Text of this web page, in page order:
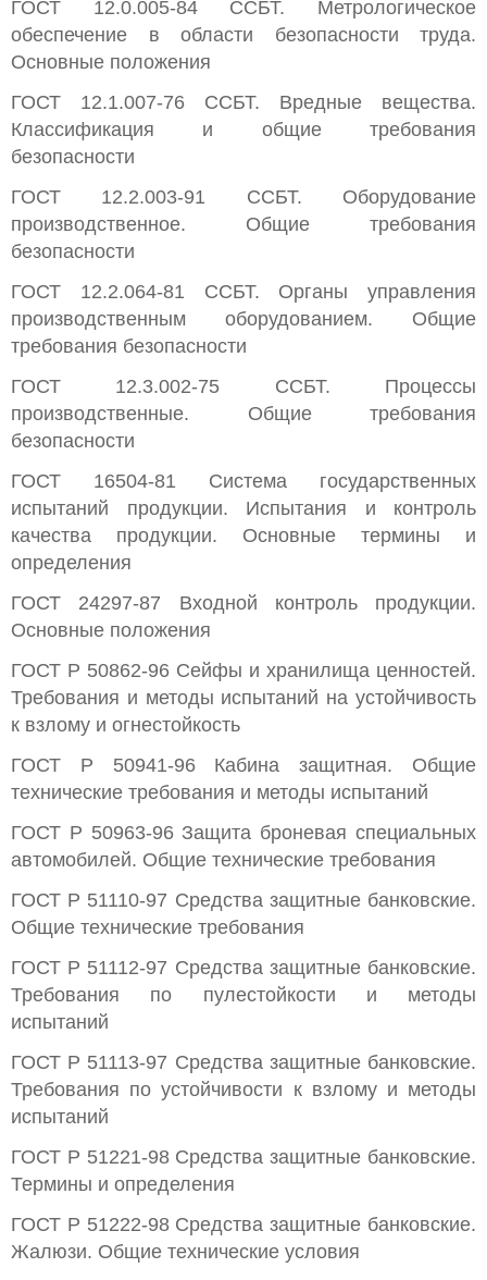
ГОСТ 12.0.005-84 ССБТ. Метрологическое
обеспечение в области безопасности труда.
Основные положения
ГОСТ 12.1.007-76 ССБТ. Вредные вещества.
Классификация и общие требования
безопасности
ГОСТ 12.2.003-91 ССБТ. Оборудование
производственное. Общие требования
безопасности
ГОСТ 12.2.064-81 ССБТ. Органы управления
производственным оборудованием. Общие
требования безопасности
ГОСТ 12.3.002-75 ССБТ. Процессы
производственные. Общие требования
безопасности
ГОСТ 16504-81 Система государственных
испытаний продукции. Испытания и контроль
качества продукции. Основные термины и
определения
ГОСТ 24297-87 Входной контроль продукции.
Основные положения
ГОСТ Р 50862-96 Сейфы и хранилища ценностей.
Требования и методы испытаний на устойчивость
к взлому и огнестойкость
ГОСТ Р 50941-96 Кабина защитная. Общие
технические требования и методы испытаний
ГОСТ Р 50963-96 Защита броневая специальных
автомобилей. Общие технические требования
ГОСТ Р 51110-97 Средства защитные банковские.
Общие технические требования
ГОСТ Р 51112-97 Средства защитные банковские.
Требования по пулестойкости и методы
испытаний
ГОСТ Р 51113-97 Средства защитные банковские.
Требования по устойчивости к взлому и методы
испытаний
ГОСТ Р 51221-98 Средства защитные банковские.
Термины и определения
ГОСТ Р 51222-98 Средства защитные банковские.
Жалюзи. Общие технические условия